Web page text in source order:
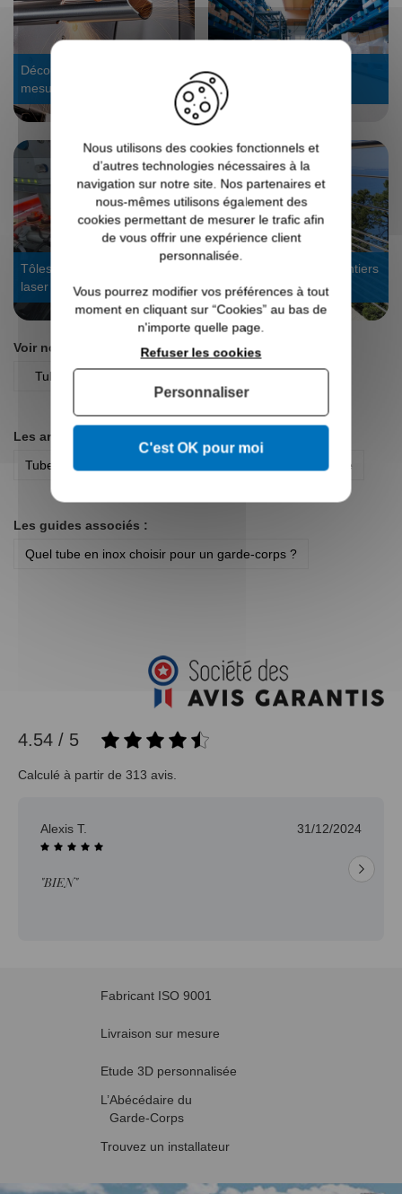
Découpe laser tube : sur
mesure
Stock dispo, expédié en
24/48h
Tôles sur mesure : découpe
laser
Voir les galeries de chantiers
garde-corps
Voir nos autres pages :
Tubes à Fond de Gorge
Les articles de blogs associés :
Tubes, plats et profilés Inox : tout pour créer sa rambarde
Les guides associés :
Quel tube en inox choisir pour un garde-corps ?
4.54 / 5
Calculé à partir de 313 avis.
Alexis T. 31/12/2024
"BIEN"
Fabricant ISO 9001
Livraison sur mesure
Etude 3D personnalisée
L’Abécédaire du
Garde-Corps
Trouvez un installateur
Nous utilisons des cookies fonctionnels et
d’autres technologies nécessaires à la
navigation sur notre site. Nos partenaires et
nous-mêmes utilisons également des
cookies permettant de mesurer le trafic afin
de vous offrir une expérience client
personnalisée.
Vous pourrez modifier vos préférences à tout
moment en cliquant sur “Cookies” au bas de
n'importe quelle page.
C'est OK pour moi
Refuser les cookies
Personnaliser